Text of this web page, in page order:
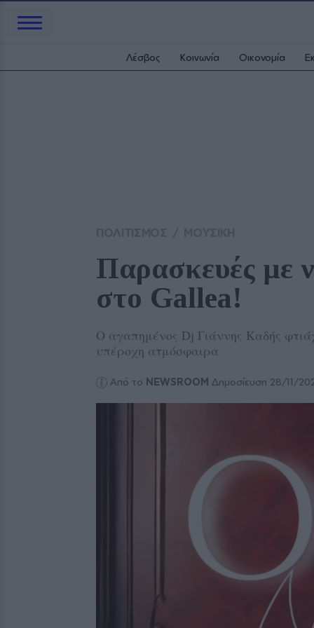
Λέσβος Κοινωνία Οικονομία
Παρασκευές με
στο Gallea!
Ο αγαπημένος Dj Γιάννης Καδής
υπέροχη ατμόσφαιρα
Από το NEWSROOM Δημοσίευση 28/11/